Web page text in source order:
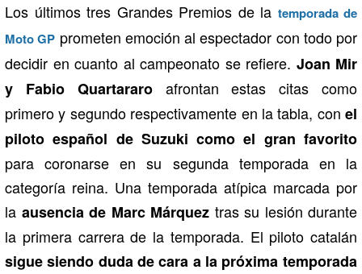
Los últimos tres Grandes Premios de la temporada de
Moto GP prometen emoción al espectador con todo por
decidir en cuanto al campeonato se refiere. Joan Mir
y Fabio Quartararoafrontan estas citas como
primero y segundo respectivamente en la tabla, con el
piloto español de Suzuki como el gran favorito
para coronarse en su segunda temporada en la
categoría reina. Una temporada atípica marcada por
la ausencia de Marc Márquez tras su lesión durante
la primera carrera de la temporada. El piloto catalán
sigue siendo duda de cara a la próxima temporada